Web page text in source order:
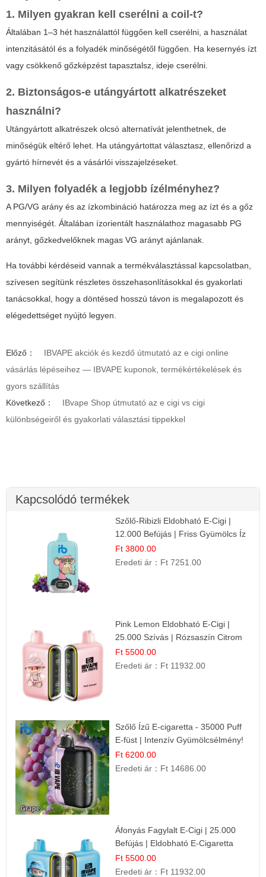
1. Milyen gyakran kell cserélni a coil-t?
Általában 1–3 hét használattól függően kell cserélni, a használat
intenzitásától és a folyadék minőségétől függően. Ha kesernyés ízt
vagy csökkenő gőzképzést tapasztalsz, ideje cserélni.
2. Biztonságos-e utángyártott alkatrészeket
használni?
Utángyártott alkatrészek olcsó alternatívát jelenthetnek, de
minőségük eltérő lehet. Ha utángyártottat választasz, ellenőrizd a
gyártó hírnevét és a vásárlói visszajelzéseket.
3. Milyen folyadék a legjobb ízélményhez?
A PG/VG arány és az ízkombináció határozza meg az ízt és a gőz
mennyiségét. Általában ízorientált használathoz magasabb PG
arányt, gőzkedvelőknek magas VG arányt ajánlanak.
Ha további kérdéseid vannak a termékválasztással kapcsolatban,
szívesen segítünk részletes összehasonlításokkal és gyakorlati
tanácsokkal, hogy a döntésed hosszú távon is megalapozott és
elégedettséget nyújtó legyen.
Előző：
IBVAPE akciók és kezdő útmutató az e cigi online
vásárlás lépéseihez — IBVAPE kuponok, termékértékelések és
gyors szállítás
Következő：
IBvape Shop útmutató az e cigi vs cigi
különbségeiről és gyakorlati választási tippekkel
Kapcsolódó termékek
Szőlő-Ribizli Eldobható E-Cigi |
12.000 Befújás | Friss Gyümölcs Íz
Ft 3800.00
Eredeti ár： Ft 7251.00
Pink Lemon Eldobható E-Cigi |
25.000 Szívás | Rózsaszín Citrom
Íz
Ft 5500.00
Eredeti ár： Ft 11932.00
Szőlő Ízű E-cigaretta - 35000 Puff
E-füst | Intenzív Gyümölcsélmény!
Ft 6200.00
Eredeti ár： Ft 14686.00
Áfonyás Fagylalt E-Cigi | 25.000
Befújás | Eldobható E-Cigaretta
Ft 5500.00
Eredeti ár： Ft 11932.00